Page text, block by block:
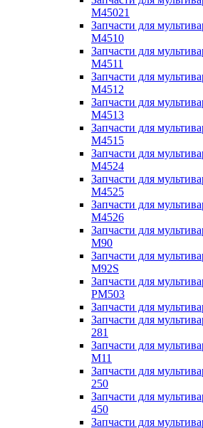
M45021
Запчасти для
M4510
Запчасти для
M4511
Запчасти для
M4512
Запчасти для
M4513
Запчасти для
M4515
Запчасти для
M4524
Запчасти для
M4525
Запчасти для
M4526
Запчасти для
M90
Запчасти для
M92S
Запчасти для
PM503
Запчасти для
Запчасти для
281
Запчасти для
M11
Запчасти для
250
Запчасти для
450
Запчасти для